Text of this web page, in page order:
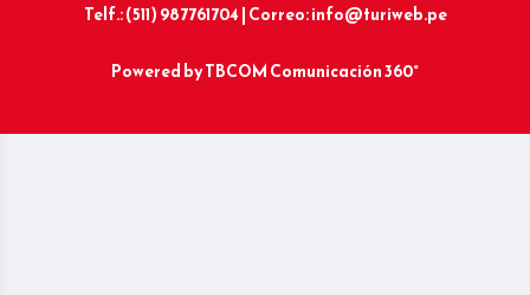
Telf.: (511) 987761704 | Correo: info@turiweb.pe
Powered byTBCOM Comunicación 360°